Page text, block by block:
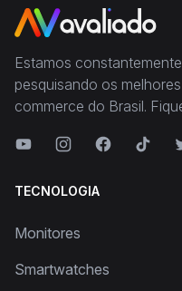
Estamos
pesquisando os
commerce do Brasil.
TECNOLOGIA
Monitores
Smartwatches